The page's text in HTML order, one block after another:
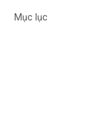
Mục lục